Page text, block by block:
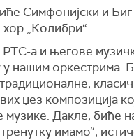
Симфонијски и
„Колибри“.
а и његове
у нашим оркестрима.
џез композиција
Дакле, биће
имамо“,